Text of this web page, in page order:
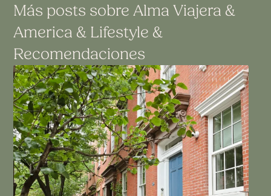
Más posts sobreAlma Viajera &
America & Lifestyle &
Recomendaciones